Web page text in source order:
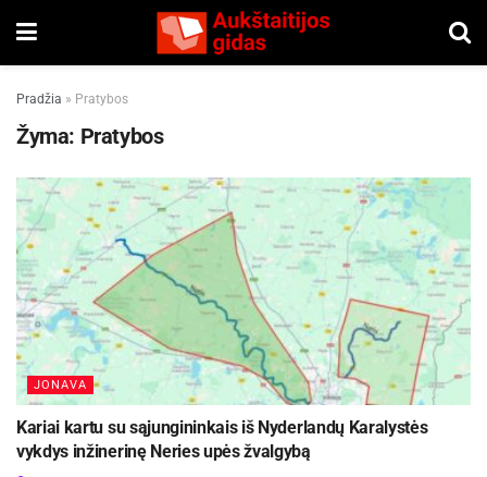
Pradžia » Pratybos
Žyma: Pratybos
JONAVA
Kariai kartu su sąjungininkais iš Nyderlandų Karalystės
vykdys inžinerinę Neries upės žvalgybą